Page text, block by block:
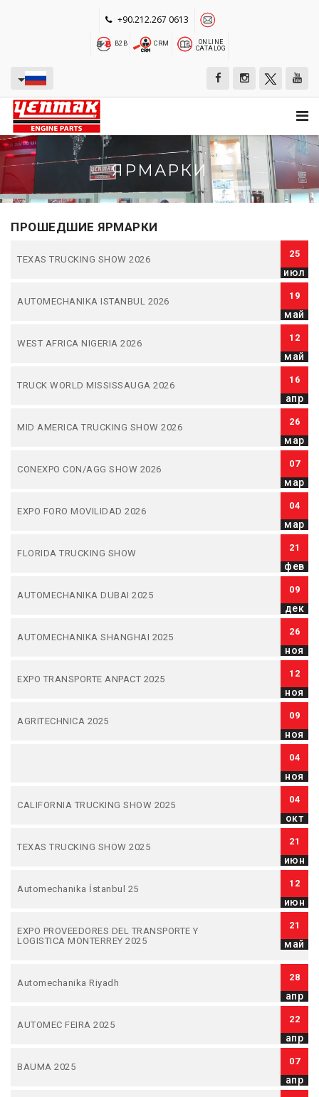
+90.212.267 0613
B2B CRM
ONLINE
CATALOG
ЯРМАРКИ
ПРОШЕДШИЕ ЯРМАРКИ
TEXAS TRUCKING SHOW 2026
25
июл
AUTOMECHANIKA ISTANBUL 2026
19
май
WEST AFRICA NIGERIA 2026
12
май
TRUCK WORLD MISSISSAUGA 2026
16
апр
MID AMERICA TRUCKING SHOW 2026
26
мар
CONEXPO CON/AGG SHOW 2026
07
мар
EXPO FORO MOVILIDAD 2026
04
мар
FLORIDA TRUCKING SHOW
21
фев
AUTOMECHANIKA DUBAI 2025
09
дек
AUTOMECHANIKA SHANGHAI 2025
26
ноя
EXPO TRANSPORTE ANPACT 2025
12
ноя
AGRITECHNICA 2025
09
ноя
04
ноя
CALIFORNIA TRUCKING SHOW 2025
04
окт
TEXAS TRUCKING SHOW 2025
21
июн
Automechanika İstanbul 25
12
июн
EXPO PROVEEDORES DEL TRANSPORTE Y
LOGISTICA MONTERREY 2025
21
май
Automechanika Riyadh
28
апр
AUTOMEC FEIRA 2025
22
апр
BAUMA 2025
07
апр